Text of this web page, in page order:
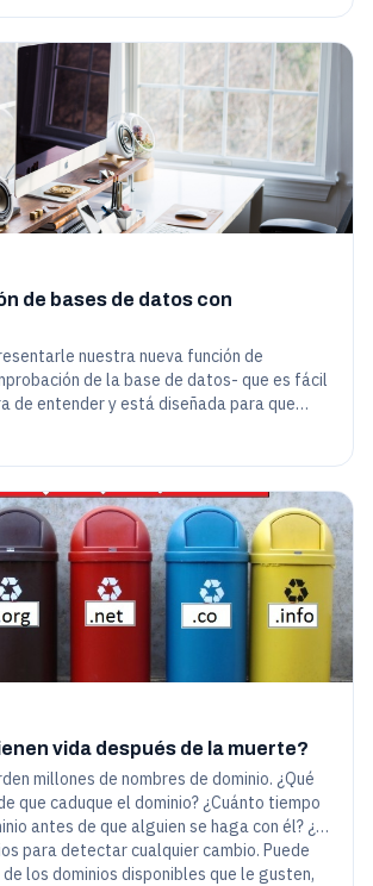
de bases de datos con
nuestra nueva función de
de la base de datos- que es fácil
de entender y está diseñada para que
de su sitio web lo mejor posible.
vida después de la muerte?
millones de nombres de dominio. ¿Qué
que caduque el dominio? ¿Cuánto tiempo
antes de que alguien se haga con él? ¿Y
para detectar cualquier cambio. Puede
los dominios disponibles que le gusten,